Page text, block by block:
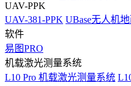
UAV-PPK
UAV-381-PPK UBase无人机
软件
易图PRO
机载激光测量系统
L10 Pro 机载激光测量系统